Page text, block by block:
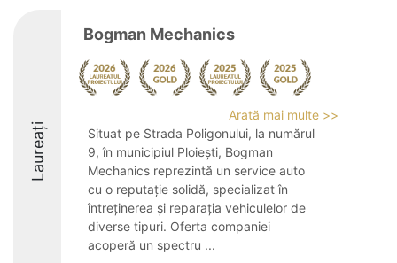
Laureați
Bogman Mechanics
Arată mai multe >>
Situat pe Strada Poligonului, la numărul
9, în municipiul Ploiești, Bogman
Mechanics reprezintă un service auto
cu o reputație solidă, specializat în
întreținerea și reparația vehiculelor de
diverse tipuri. Oferta companiei
acoperă un spectru ...